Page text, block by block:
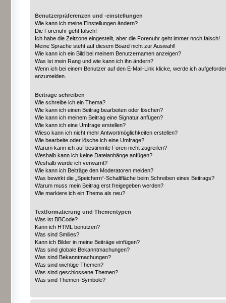
Benutzerpräferenzen und -einstellungen
Wie kann ich meine Einstellungen ändern?
Die Forenuhr geht falsch!
Ich habe die Zeitzone eingestellt, aber die Forenuhr geht immer noch falsch!
Meine Sprache steht auf diesem Board nicht zur Auswahl!
Wie kann ich ein Bild bei meinem Benutzernamen anzeigen?
Was ist mein Rang und wie kann ich ihn ändern?
Wenn ich bei einem Benutzer auf den E-Mail-Link klicke, werde ich
anzumelden.
Beiträge schreiben
Wie schreibe ich ein Thema?
Wie kann ich einen Beitrag bearbeiten oder löschen?
Wie kann ich meinem Beitrag eine Signatur anfügen?
Wie kann ich eine Umfrage erstellen?
Wieso kann ich nicht mehr Antwortmöglichkeiten erstellen?
Wie bearbeite oder lösche ich eine Umfrage?
Warum kann ich auf bestimmte Foren nicht zugreifen?
Weshalb kann ich keine Dateianhänge anfügen?
Weshalb wurde ich verwarnt?
Wie kann ich Beiträge den Moderatoren melden?
Was bewirkt die „Speichern“-Schaltfläche beim Schreiben eines Beitrags?
Warum muss mein Beitrag erst freigegeben werden?
Wie markiere ich ein Thema als neu?
Textformatierung und Thementypen
Was ist BBCode?
Kann ich HTML benutzen?
Was sind Smilies?
Kann ich Bilder in meine Beiträge einfügen?
Was sind globale Bekanntmachungen?
Was sind Bekanntmachungen?
Was sind wichtige Themen?
Was sind geschlossene Themen?
Was sind Themen-Symbole?